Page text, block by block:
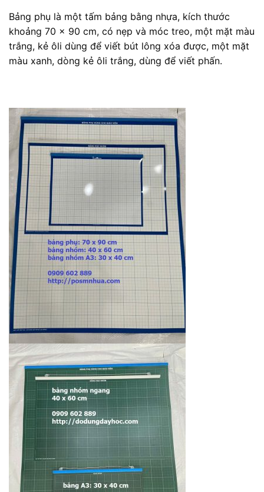
Bảng phụ là một tấm bảng bằng nhựa, kích thước
khoảng 70 x 90 cm, có nẹp và móc treo, một mặt màu
trắng, kẻ ôli dùng để viết bút lông xóa được, một mặt
màu xanh, dòng kẻ ôli trắng, dùng để viết phấn.